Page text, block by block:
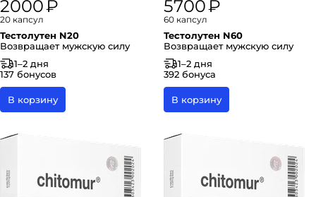
2000 ₽
20 капсул
Тестолутен N20
Возвращает мужскую силу
1–2 дня
137 бонусов
В корзину
5700 ₽
60 капсул
Тестолутен N60
Возвращает мужскую силу
1–2 дня
392 бонуса
В корзину